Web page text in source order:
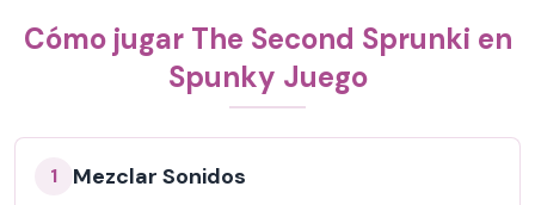
Cómo jugar The Second Sprunki en
Spunky Juego
1 Mezclar Sonidos